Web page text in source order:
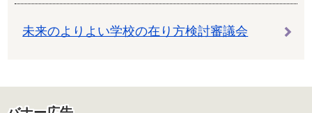
未来のよりよい学校の在り方検討審議会